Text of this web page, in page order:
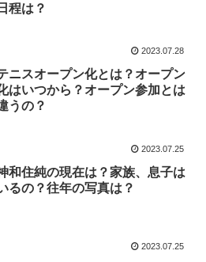
日程は？
2023.07.28
ニスオープン化とは？オープン
はいつから？オープン参加とは
うの？
2023.07.25
和住純の現在は？家族、息子は
るの？往年の写真は？
2023.07.25